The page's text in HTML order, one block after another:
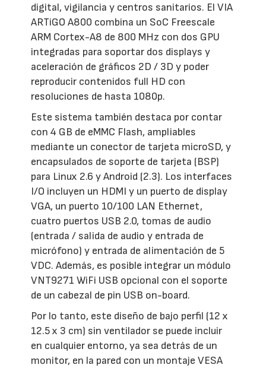
digital, vigilancia y centros sanitarios. El VIA
ARTiGO A800 combina un SoC Freescale
ARM Cortex-A8 de 800 MHz con dos GPU
integradas para soportar dos displays y
aceleración de gráficos 2D / 3D y poder
reproducir contenidos full HD con
resoluciones de hasta 1080p.
Este sistema también destaca por contar
con 4 GB de eMMC Flash, ampliables
mediante un conector de tarjeta microSD, y
encapsulados de soporte de tarjeta (BSP)
para Linux 2.6 y Android (2.3). Los interfaces
I/O incluyen un HDMI y un puerto de display
VGA, un puerto 10/100 LAN Ethernet,
cuatro puertos USB 2.0, tomas de audio
(entrada / salida de audio y entrada de
micrófono) y entrada de alimentación de 5
VDC. Además, es posible integrar un módulo
VNT9271 WiFi USB opcional con el soporte
de un cabezal de pin USB on-board.
Por lo tanto, este diseño de bajo perfil (12 x
12.5 x 3 cm) sin ventilador se puede incluir
en cualquier entorno, ya sea detrás de un
monitor, en la pared con un montaje VESA